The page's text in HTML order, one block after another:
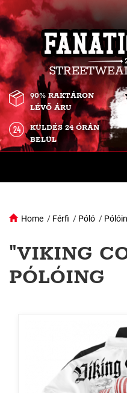
90% RAKTÁRON
LÉVŐ ÁRU
KÜLDÉS 24 ÓRÁN
BELÜL
Home / Férfi / Póló /
"VIKING
PÓLÓING